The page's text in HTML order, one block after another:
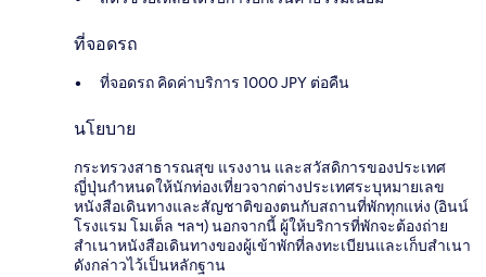
ที่จอดรถ
ที่จอดรถ คิดค่าบริการ 1000 JPY ต่อคืน
นโยบาย
กระทรวงสาธารณสุข แรงงาน และสวัสดิการของประเทศ
ญี่ปุ่นกำหนดให้นักท่องเที่ยวจากต่างประเทศระบุหมายเลข
หนังสือเดินทางและสัญชาติของตนกับสถานที่พักทุกแห่ง (อินน์
โรงแรม โมเต็ล ฯลฯ) นอกจากนี้ ผู้ให้บริการที่พักจะต้องถ่าย
สำเนาหนังสือเดินทางของผู้เข้าพักที่ลงทะเบียนและเก็บสำเนา
ดังกล่าวไว้เป็นหลักฐาน